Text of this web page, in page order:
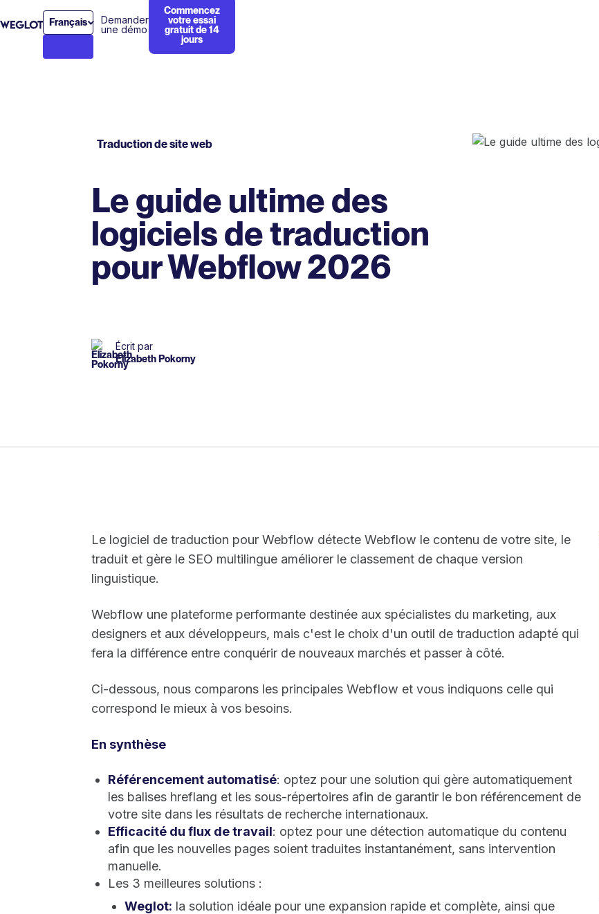
Français
Demander
une démo
Commencez
votre essai
gratuit de 14
jours
Traduction de site web
Le guide ultime des
logiciels de traduction
pour Webflow 2026
Écrit par
Elizabeth Pokorny
Le logiciel de traduction pour Webflow détecte Webflow le contenu de votre site, le
traduit et gère le SEO multilingue améliorer le classement de chaque version
linguistique.
Webflow une plateforme performante destinée aux spécialistes du marketing, aux
designers et aux développeurs, mais c'est le choix d'un outil de traduction adapté qui
fera la différence entre conquérir de nouveaux marchés et passer à côté.
Ci-dessous, nous comparons les principales Webflow et vous indiquons celle qui
correspond le mieux à vos besoins.
En synthèse
Référencement automatisé: optez pour une solution qui gère automatiquement
les balises hreflang et les sous-répertoires afin de garantir le bon référencement de
votre site dans les résultats de recherche internationaux.
Efficacité du flux de travail: optez pour une détection automatique du contenu
afin que les nouvelles pages soient traduites instantanément, sans intervention
manuelle.
Les 3 meilleures solutions :
Weglot: la solution idéale pour une expansion rapide et complète, ainsi que